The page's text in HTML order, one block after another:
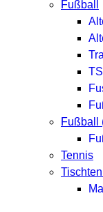
Fußball
Fußball
Tennis